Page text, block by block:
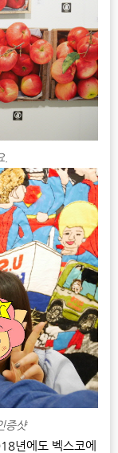
.
증샷
년에도 벡스코에